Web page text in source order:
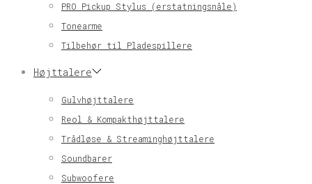
PRO Pickup Stylus (erstatningsnåle)
Tonearme
Tilbehør til Pladespillere
Højttalere
Gulvhøjttalere
Reol & Kompakthøjttalere
Trådløse & Streaminghøjttalere
Soundbarer
Subwoofere